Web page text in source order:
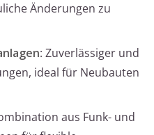
Änderungen zu
: Zuverlässiger und
ideal für Neubauten
aus Funk- und